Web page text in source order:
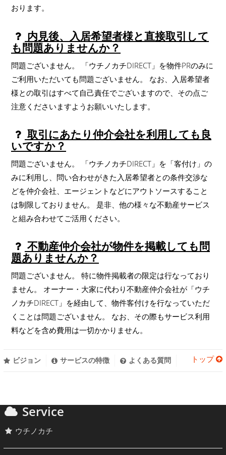
おります。
内見後、入居希望者様と直接取引して
も問題ありませんか？
問題ございません。 「ウチノカチDIRECT」を物件PRのみに
ご利用いただいても問題ございません。 なお、入居希望者
様との取引はすべて自己責任でございますので、その点ご
注意くださいますようお願いいたします。
取引にあたり仲介会社を利用しても良
いですか？
問題ございません。 「ウチノカチDIRECT」を「客付け」の
みに利用し、問い合わせがきた入居希望者との条件交渉な
どを仲介会社、エージェントなどにアウトソースすること
は制限しておりません。 是非、他の様々な不動産サービス
と組み合わせてご活用ください。
不動産仲介会社が物件を掲載しても問
題ありませんか？
問題ございません。 特に物件掲載者の限定は行なっており
ません。 オーナー・大家に代わり不動産仲介会社が「ウチ
ノカチDIRECT」を経由して、物件客付けを行なっていただ
くことは問題ございません。 なお、その際もサービス利用
料などを含め費用は一切かかりません。
ビジョン サービスの特徴 よくある質問 トップ
Service
ウチノカチ